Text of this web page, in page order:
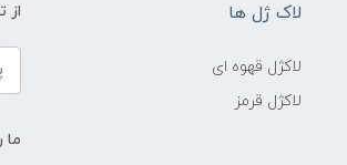
لاک ژل ها
لاکژل قهوه ای
لاکژل قرمز
از
ما